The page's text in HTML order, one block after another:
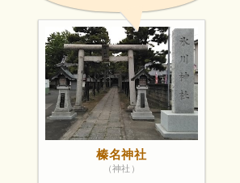
榛名神社
（神社）